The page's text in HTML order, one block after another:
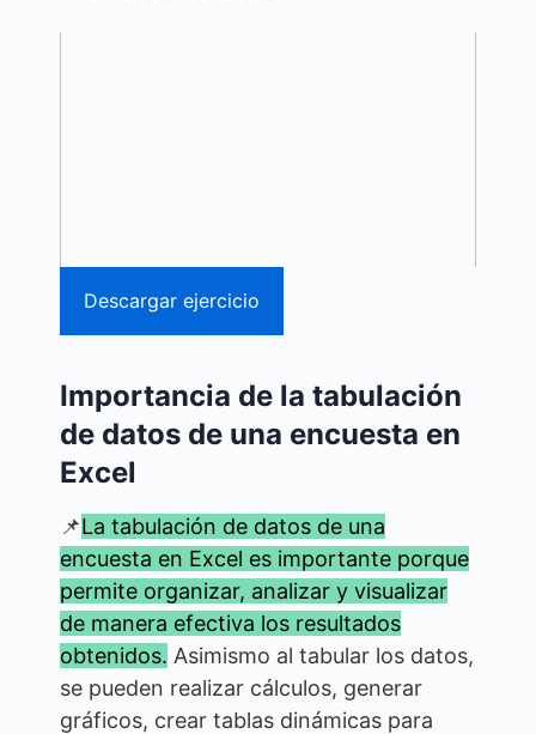
Descargar ejercicio
Importancia de la tabulación
de datos de una encuesta en
Excel
📌La tabulación de datos de una
encuesta en Excel es importante porque
permite organizar, analizar y visualizar
de manera efectiva los resultados
obtenidos. Asimismo al tabular los datos,
se pueden realizar cálculos, generar
gráficos, crear tablas dinámicas para